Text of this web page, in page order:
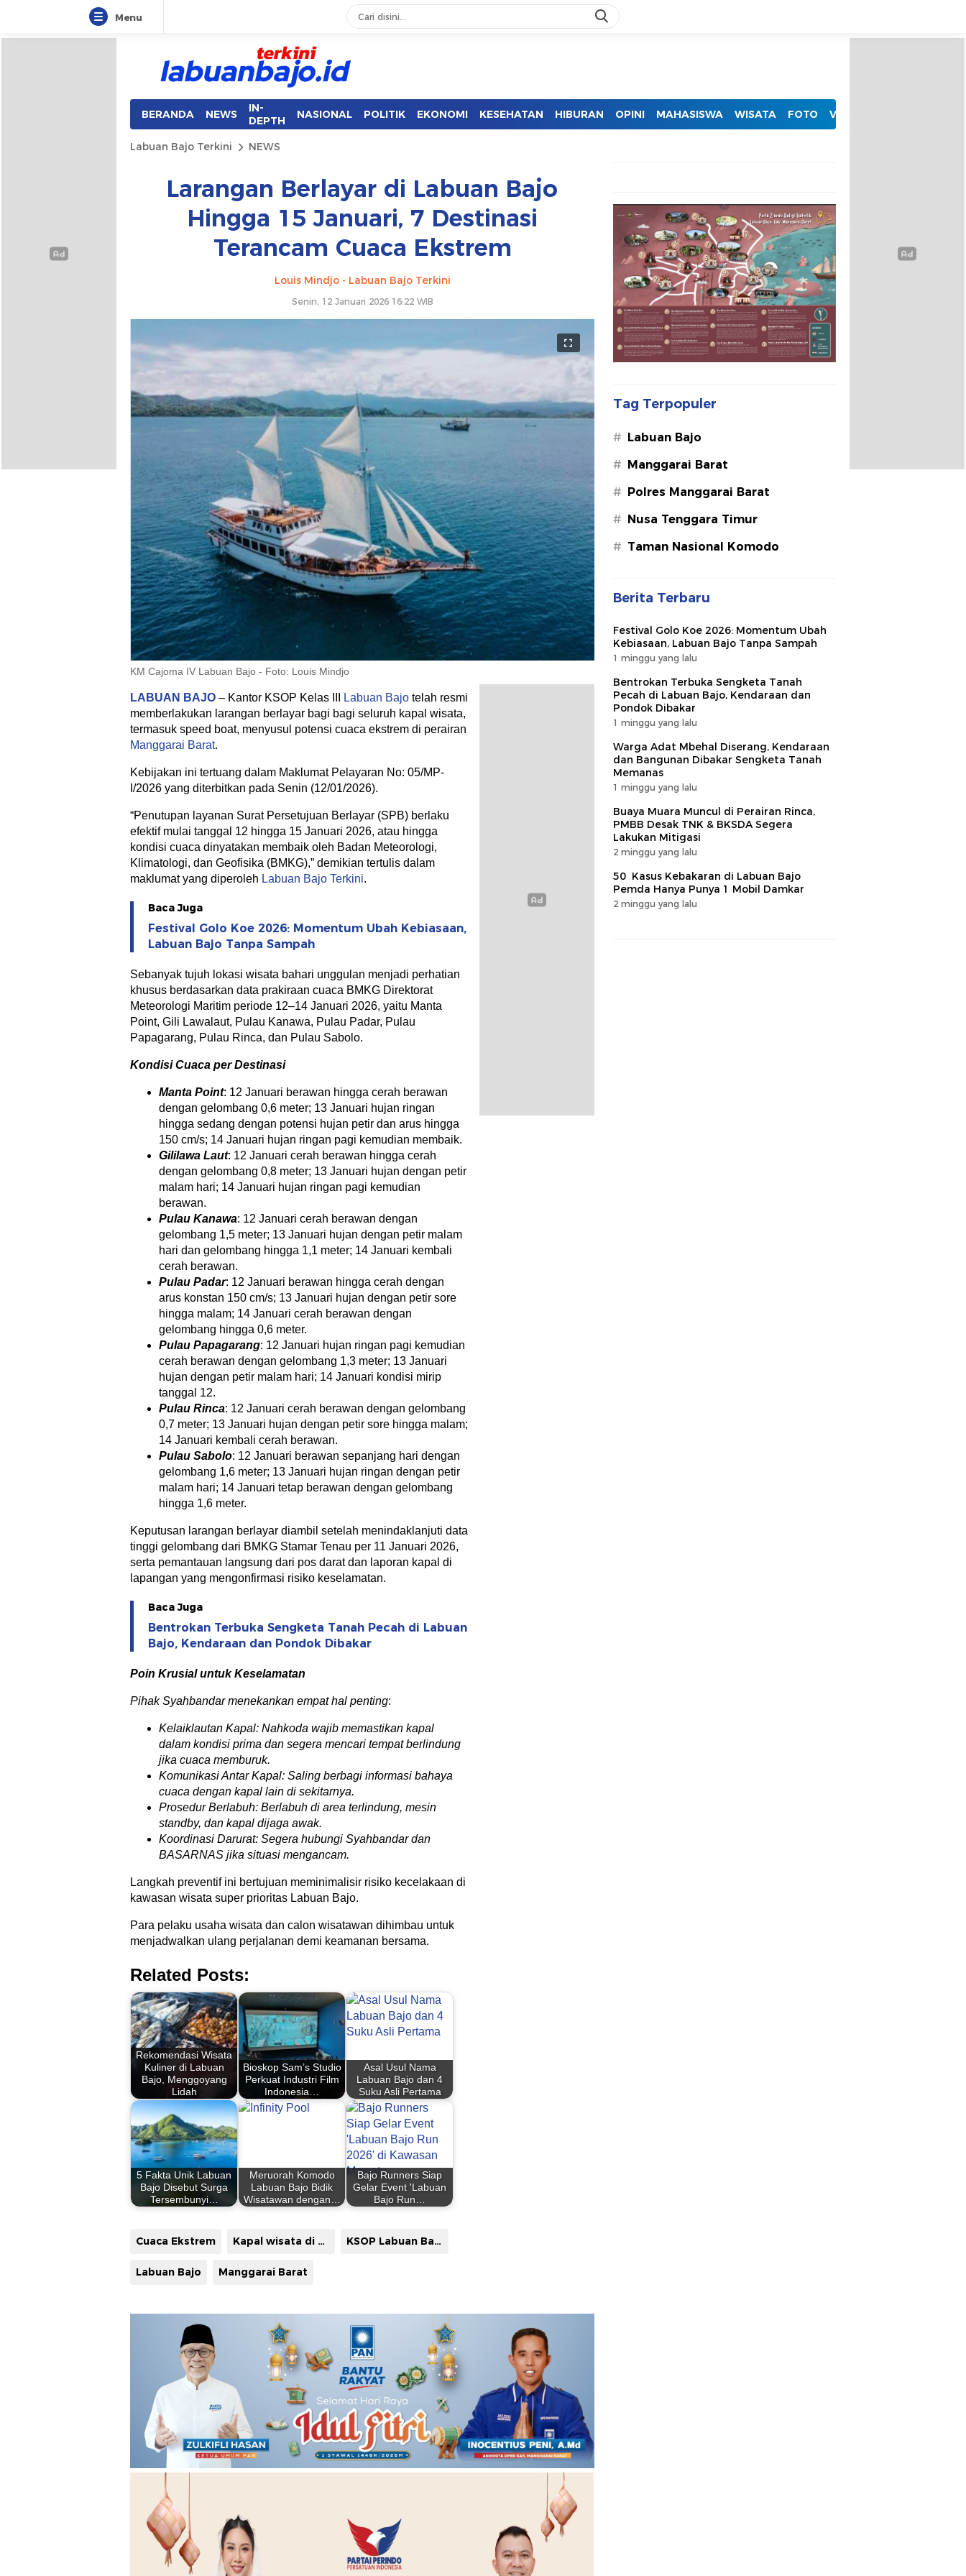
Menu
Labuan Bajo Terkini
Aktual & Berimbang
BERANDA NEWS
IN-
DEPTH
NASIONAL POLITIK EKONOMI KESEHATAN HIBURAN OPINI MAHASISWA WISATA FOTO VIDEO
Labuan Bajo Terkini NEWS
Larangan Berlayar di Labuan Bajo
Hingga 15 Januari, 7 Destinasi
Terancam Cuaca Ekstrem
Louis Mindjo - Labuan Bajo Terkini
Senin, 12 Januari 2026 16:22 WIB
KM Cajoma IV Labuan Bajo - Foto: Louis Mindjo
LABUAN BAJO – Kantor KSOP Kelas III Labuan Bajo telah resmi
memberlakukan larangan berlayar bagi bagi seluruh kapal wisata,
termasuk speed boat, menyusul potensi cuaca ekstrem di perairan
Manggarai Barat.
Kebijakan ini tertuang dalam Maklumat Pelayaran No: 05/MP-
I/2026 yang diterbitkan pada Senin (12/01/2026).
“Penutupan layanan Surat Persetujuan Berlayar (SPB) berlaku
efektif mulai tanggal 12 hingga 15 Januari 2026, atau hingga
kondisi cuaca dinyatakan membaik oleh Badan Meteorologi,
Klimatologi, dan Geofisika (BMKG),” demikian tertulis dalam
maklumat yang diperoleh Labuan Bajo Terkini.
Baca Juga
Festival Golo Koe 2026: Momentum Ubah Kebiasaan,
Labuan Bajo Tanpa Sampah
Sebanyak tujuh lokasi wisata bahari unggulan menjadi perhatian
khusus berdasarkan data prakiraan cuaca BMKG Direktorat
Meteorologi Maritim periode 12–14 Januari 2026, yaitu Manta
Point, Gili Lawalaut, Pulau Kanawa, Pulau Padar, Pulau
Papagarang, Pulau Rinca, dan Pulau Sabolo.
Kondisi Cuaca per Destinasi
Manta Point: 12 Januari berawan hingga cerah berawan
dengan gelombang 0,6 meter; 13 Januari hujan ringan
hingga sedang dengan potensi hujan petir dan arus hingga
150 cm/s; 14 Januari hujan ringan pagi kemudian membaik.
Gililawa Laut: 12 Januari cerah berawan hingga cerah
dengan gelombang 0,8 meter; 13 Januari hujan dengan petir
malam hari; 14 Januari hujan ringan pagi kemudian
berawan.
Pulau Kanawa: 12 Januari cerah berawan dengan
gelombang 1,5 meter; 13 Januari hujan dengan petir malam
hari dan gelombang hingga 1,1 meter; 14 Januari kembali
cerah berawan.
Pulau Padar: 12 Januari berawan hingga cerah dengan
arus konstan 150 cm/s; 13 Januari hujan dengan petir sore
hingga malam; 14 Januari cerah berawan dengan
gelombang hingga 0,6 meter.
Pulau Papagarang: 12 Januari hujan ringan pagi kemudian
cerah berawan dengan gelombang 1,3 meter; 13 Januari
hujan dengan petir malam hari; 14 Januari kondisi mirip
tanggal 12.
Pulau Rinca: 12 Januari cerah berawan dengan gelombang
0,7 meter; 13 Januari hujan dengan petir sore hingga malam;
14 Januari kembali cerah berawan.
Pulau Sabolo: 12 Januari berawan sepanjang hari dengan
gelombang 1,6 meter; 13 Januari hujan ringan dengan petir
malam hari; 14 Januari tetap berawan dengan gelombang
hingga 1,6 meter.
Keputusan larangan berlayar diambil setelah menindaklanjuti data
tinggi gelombang dari BMKG Stamar Tenau per 11 Januari 2026,
serta pemantauan langsung dari pos darat dan laporan kapal di
lapangan yang mengonfirmasi risiko keselamatan.
Baca Juga
Bentrokan Terbuka Sengketa Tanah Pecah di Labuan
Bajo, Kendaraan dan Pondok Dibakar
Poin Krusial untuk Keselamatan
Pihak Syahbandar menekankan empat hal penting:
Kelaiklautan Kapal: Nahkoda wajib memastikan kapal
dalam kondisi prima dan segera mencari tempat berlindung
jika cuaca memburuk.
Komunikasi Antar Kapal: Saling berbagi informasi bahaya
cuaca dengan kapal lain di sekitarnya.
Prosedur Berlabuh: Berlabuh di area terlindung, mesin
standby, dan kapal dijaga awak.
Koordinasi Darurat: Segera hubungi Syahbandar dan
BASARNAS jika situasi mengancam.
Langkah preventif ini bertujuan meminimalisir risiko kecelakaan di
kawasan wisata super prioritas Labuan Bajo.
Para pelaku usaha wisata dan calon wisatawan dihimbau untuk
menjadwalkan ulang perjalanan demi keamanan bersama.
Related Posts:
Rekomendasi Wisata
Kuliner di Labuan
Bajo, Menggoyang
Lidah
Bioskop Sam’s Studio
Perkuat Industri Film
Indonesia…
Asal Usul Nama
Labuan Bajo dan 4
Suku Asli Pertama
5 Fakta Unik Labuan
Bajo Disebut Surga
Tersembunyi…
Meruorah Komodo
Labuan Bajo Bidik
Wisatawan dengan…
Bajo Runners Siap
Gelar Event 'Labuan
Bajo Run…
Cuaca Ekstrem Kapal wisata di Labuan Bajo KSOP Labuan Bajo
Labuan Bajo Manggarai Barat
Tag Terpopuler
#
Labuan Bajo
#
Manggarai Barat
#
Polres Manggarai Barat
#
Nusa Tenggara Timur
# Taman Nasional Komodo
Berita Terbaru
Festival Golo Koe 2026: Momentum Ubah
Kebiasaan, Labuan Bajo Tanpa Sampah
1 minggu yang lalu
Bentrokan Terbuka Sengketa Tanah
Pecah di Labuan Bajo, Kendaraan dan
Pondok Dibakar
1 minggu yang lalu
Warga Adat Mbehal Diserang, Kendaraan
dan Bangunan Dibakar Sengketa Tanah
Memanas
1 minggu yang lalu
Buaya Muara Muncul di Perairan Rinca,
PMBB Desak TNK & BKSDA Segera
Lakukan Mitigasi
2 minggu yang lalu
50 Kasus Kebakaran di Labuan Bajo
Pemda Hanya Punya 1 Mobil Damkar
2 minggu yang lalu